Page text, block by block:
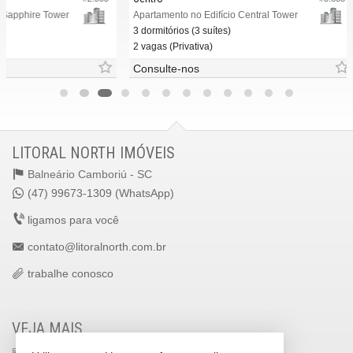
Apartamento no Edifício Central Tower
3 dormitórios (3 suítes)
2 vagas (Privativa)
Consulte-nos
LITORAL NORTH IMÓVEIS
Balneário Camboriú - SC
(47) 99673-1309 (WhatsApp)
ligamos para você
contato@litoralnorth.com.br
trabalhe conosco
VEJA MAIS